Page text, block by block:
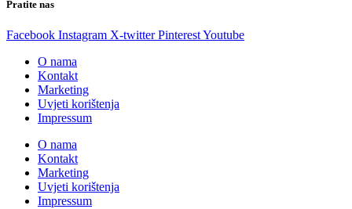
Pratite nas
Facebook Instagram X-twitter PinterestYoutube
O nama
Kontakt
Marketing
Uvjeti korištenja
Impressum
O nama
Kontakt
Marketing
Uvjeti korištenja
Impressum